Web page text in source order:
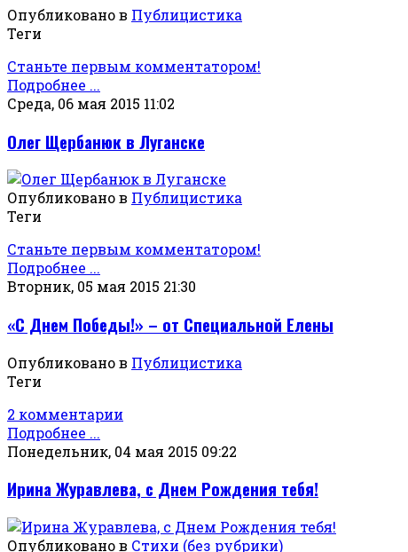
Опубликовано в Публицистика
Теги
Станьте первым комментатором!
Подробнее ...
Среда, 06 мая 2015 11:02
Олег Щербанюк в Луганске
Опубликовано в Публицистика
Теги
Станьте первым комментатором!
Подробнее ...
Вторник, 05 мая 2015 21:30
«С Днем Победы!» – от Специальной Елены
Опубликовано в Публицистика
Теги
2 комментарии
Подробнее ...
Понедельник, 04 мая 2015 09:22
Ирина Журавлева, с Днем Рождения тебя!
Опубликовано в Стихи (без рубрики)